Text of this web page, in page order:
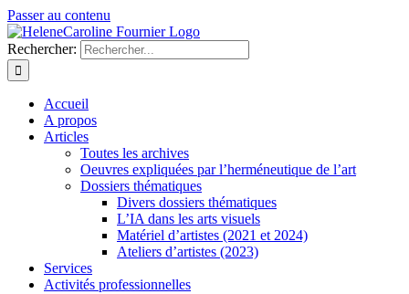
Passer au contenu
Rechercher:
Accueil
A propos
Articles
Toutes les archives
Oeuvres expliquées par l’herméneutique de l’art
Dossiers thématiques
Divers dossiers thématiques
L’IA dans les arts visuels
Matériel d’artistes (2021 et 2024)
Ateliers d’artistes (2023)
Services
Activités professionnelles